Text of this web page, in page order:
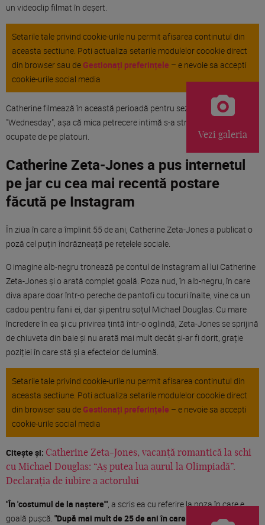
un videoclip filmat în deșert.
Setarile tale privind cookie-urile nu permit afisarea continutul din
aceasta sectiune. Poti actualiza setarile modulelor coookie direct
din browser sau de Gestionați preferințele – e nevoie sa accepti
cookie-urile social media
Catherine filmează în această perioadă pentru sezonul 2 din
"Wednesday", așa că mica petrecere intimă s-a strecurat printre zilele
ocupate de pe platouri.
Vezi galeria
Catherine Zeta-Jones a pus internetul
pe jar cu cea mai recentă postare
făcută pe Instagram
În ziua în care a împlinit 55 de ani, Catherine Zeta-Jones a publicat o
poză cel puțin îndrăzneață pe rețelele sociale.
O imagine alb-negru tronează pe contul de Instagram al lui Catherine
Zeta-Jones și o arată complet goală. Poza nud, în alb-negru, în care
diva apare doar într-o pereche de pantofi cu tocuri înalte, vine ca un
cadou pentru fanii ei, dar și pentru soțul Michael Douglas. Cu mare
încredere în ea și cu privirea țintă într-o oglindă, Zeta-Jones se sprijină
de chiuveta din baie și nu arată mai mult decât și-ar fi dorit, grație
poziției în care stă și a efectelor de lumină.
Setarile tale privind cookie-urile nu permit afisarea continutul din
aceasta sectiune. Poti actualiza setarile modulelor coookie direct
din browser sau de Gestionați preferințele – e nevoie sa accepti
cookie-urile social media
Citește și: Catherine Zeta-Jones, vacanță romantică la schi
cu Michael Douglas: “Aș putea lua aurul la Olimpiadă”.
Declarația de iubire a actorului
"În 'costumul de la naștere'", a scris ea cu referire la poza în care e
goală pușcă. "După mai mult de 25 de ani în care am împărțit ziua